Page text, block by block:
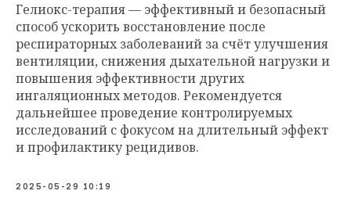
Гелиокс-терапия — эффективный и безопасный
способ ускорить восстановление после
респираторных заболеваний за счёт улучшения
вентиляции, снижения дыхательной нагрузки и
повышения эффективности других
ингаляционных методов. Рекомендуется
дальнейшее проведение контролируемых
исследований с фокусом на длительный эффект
и профилактику рецидивов.
2025-05-29 10:19